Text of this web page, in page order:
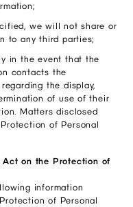
we will not share or
to any third parties;
in the event that the
contacts the
the display,
of use of their
Matters disclosed
of Personal
on the Protection of
information
of Personal